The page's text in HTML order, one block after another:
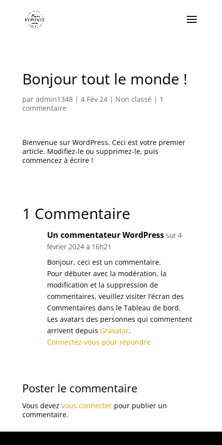
Bonjour tout le monde !
par admin1348| 4 Fév 24| Non classé | 1
commentaire
Bienvenue sur WordPress. Ceci est votre premier
article. Modifiez-le ou supprimez-le, puis
commencez à écrire !
1 Commentaire
Un commentateur WordPress sur 4
février 2024 à 16h21
Bonjour, ceci est un commentaire.
Pour débuter avec la modération, la
modification et la suppression de
commentaires, veuillez visiter l’écran des
Commentaires dans le Tableau de bord.
Les avatars des personnes qui commentent
arrivent depuis Gravatar.
Connectez-vous pour répondre
Poster le commentaire
Vous devez vous connecterpour publier un
commentaire.